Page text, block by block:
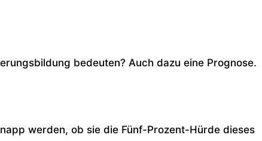
bedeuten? Auch dazu eine Prognose.
werden, ob sie die Fünf-Prozent-Hürde dieses